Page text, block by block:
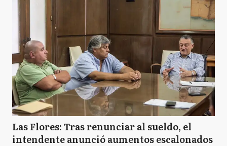
Las Flores: Tras renunciar al sueldo, el
intendente anunció aumentos escalonados